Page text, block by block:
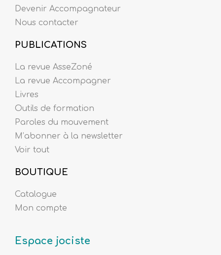
Devenir Accompagnateur
Nous contacter
PUBLICATIONS
La revue AsseZoné
La revue Accompagner
Livres
Outils de formation
Paroles du mouvement
M’abonner à la newsletter
Voir tout
BOUTIQUE
Catalogue
Mon compte
Espace jociste